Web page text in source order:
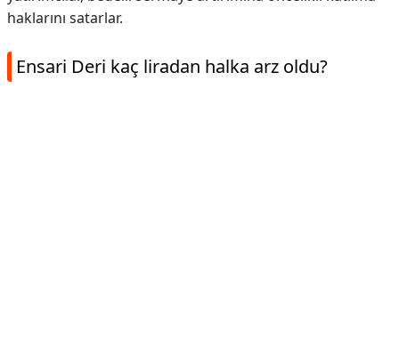
haklarını satarlar.
Ensari Deri kaç liradan halka arz oldu?